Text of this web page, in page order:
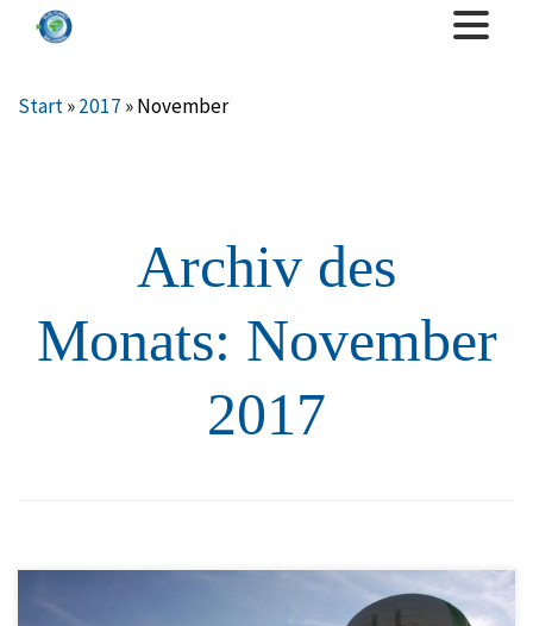
Start»2017 »November
Archiv des
Monats: November
2017
Die Ballonfahrt im Voralpenland ist unser beliebter